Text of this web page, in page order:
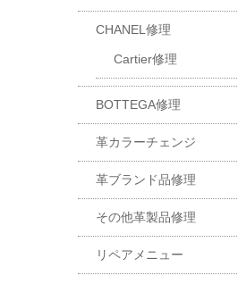
CHANEL修理
Cartier修理
BOTTEGA修理
革カラーチェンジ
革ブランド品修理
その他革製品修理
リペアメニュー